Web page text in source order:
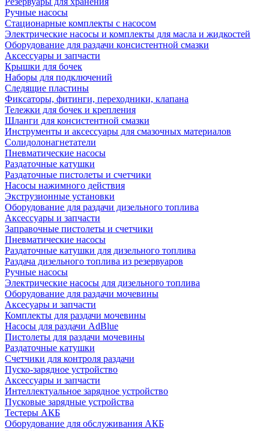
Ручные насосы
Стационарные комплекты с насосом
Электрические насосы и комплекты для масла и жидкостей
Оборудование для раздачи консистентной смазки
Аксессуары и запчасти
Крышки для бочек
Наборы для подключений
Следящие пластины
Фиксаторы, фитинги, переходники, клапана
Тележки для бочек и крепления
Шланги для консистентной смазки
Инструменты и аксессуары для смазочных материалов
Солидолонагнетатели
Пневматические насосы
Раздаточные катушки
Раздаточные пистолеты и счетчики
Насосы нажимного действия
Экструзионные установки
Оборудование для раздачи дизельного топлива
Аксессуары и запчасти
Заправочные пистолеты и счетчики
Пневматические насосы
Раздаточные катушки для дизельного топлива
Раздача дизельного топлива из резервуаров
Ручные насосы
Электрические насосы для дизельного топлива
Оборудование для раздачи мочевины
Аксесуары и запчасти
Комплекты для раздачи мочевины
Насосы для раздачи AdBlue
Пистолеты для раздачи мочевины
Раздаточные катушки
Счетчики для контроля раздачи
Пуско-зарядное устройство
Аксессуары и запчасти
Интеллектуальное зарядное устройство
Пусковые зарядные устройства
Тестеры АКБ
Оборудование для обслуживания АКБ